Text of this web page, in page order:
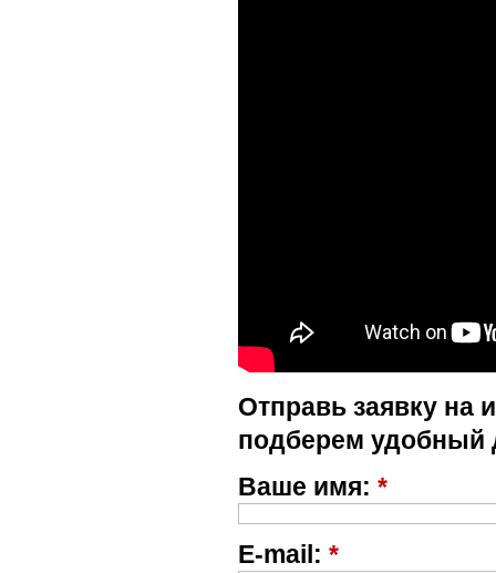
Отправь заявку на
подберем удобный
Ваше имя: *
E-mail: *